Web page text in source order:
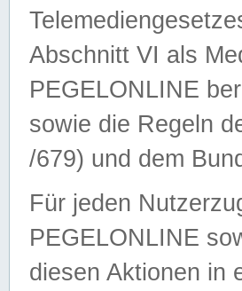
Abschnitt VI als
PEGELONLINE
sowie die Regeln
/679) und dem
Für jeden
PEGELONLINE
diesen Aktionen in